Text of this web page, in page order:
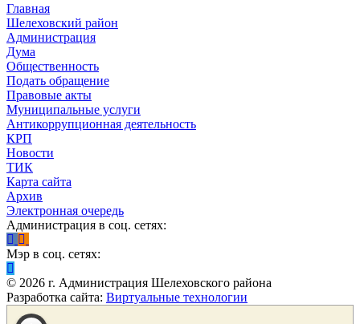
Главная
Шелеховский район
Администрация
Дума
Общественность
Подать обращение
Правовые акты
Муниципальные услуги
Антикоррупционная деятельность
КРП
Новости
ТИК
Карта сайта
Архив
Электронная очередь
Администрация в соц. сетях:
Мэр в соц. сетях:
© 2026 г. Администрация Шелеховского района
Разработка сайта: Виртуальные технологии